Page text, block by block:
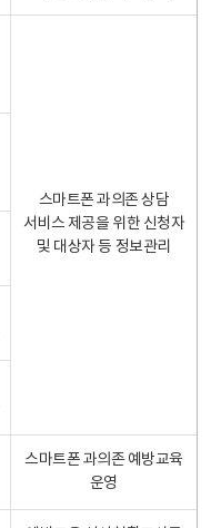
스마트폰 과의존 상담
서비스 제공을 위한 신청자
및 대상자 등 정보관리
스마트폰 과의존 예방교육
운영